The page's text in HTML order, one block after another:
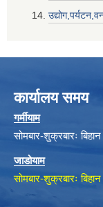
कार्यालय समय
गर्मीयाम
सोमबार-शुक्रबारः
जाडोयाम
सोमबार-शुक्रबारः